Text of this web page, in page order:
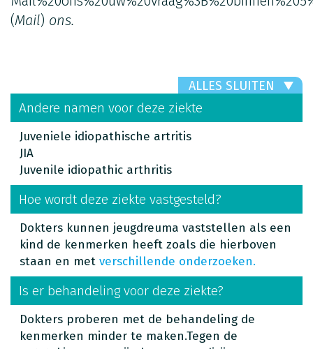
(Mail) ons.
ALLES SLUITEN
Andere namen voor deze ziekte
Juveniele idiopathische artritis
JIA
Juvenile idiopathic arthritis
Hoe wordt deze ziekte vastgesteld?
Dokters kunnen jeugdreuma vaststellen als een
kind de kenmerken heeft zoals die hierboven
staan en met verschillende onderzoeken.
Is er behandeling voor deze ziekte?
Dokters proberen met de behandeling de
kenmerken minder te maken.Tegen de